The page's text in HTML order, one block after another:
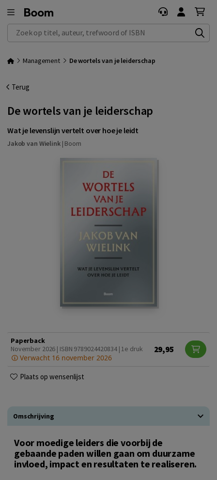
Zoek op titel, auteur, trefwoord of ISBN
Management De wortels van je leiderschap
Terug
De wortels van je leiderschap
Wat je levenslijn vertelt over hoe je leidt
Jakob van Wielink| Boom
Paperback
November 2026 | ISBN 9789024420834 | 1e druk
Verwacht 16 november 2026
29,95
Plaats op wensenlijst
Omschrijving
Voor moedige leiders die voorbij de
gebaande paden willen gaan om duurzame
invloed, impact en resultaten te realiseren.